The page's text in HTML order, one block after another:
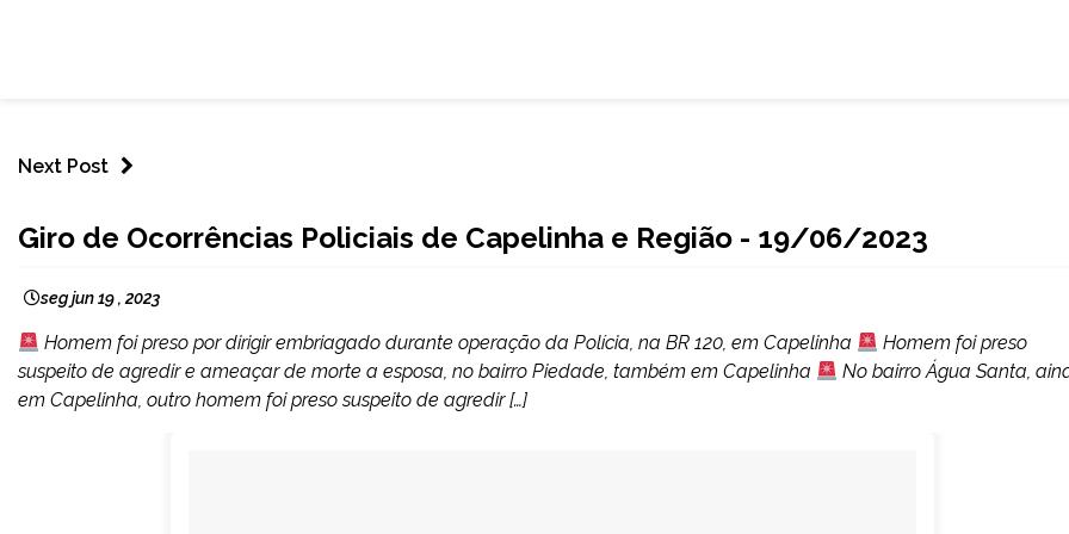
Next Post
MINAS
NOTÍCIAS
Giro de Ocorrências Policiais de Capelinha e Região - 19/06/2023
seg jun 19 , 2023
Homem foi preso por dirigir embriagado durante operação da Polícia, na BR 120, em Capelinha
Homem foi preso
suspeito de agredir e ameaçar de morte a esposa, no bairro Piedade, também em Capelinha
No bairro Água Santa,
em Capelinha, outro homem foi preso suspeito de agredir […]